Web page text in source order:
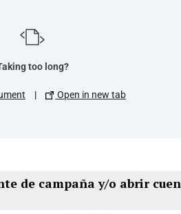
too long?
| Open in new tab
de campaña y/o abrir